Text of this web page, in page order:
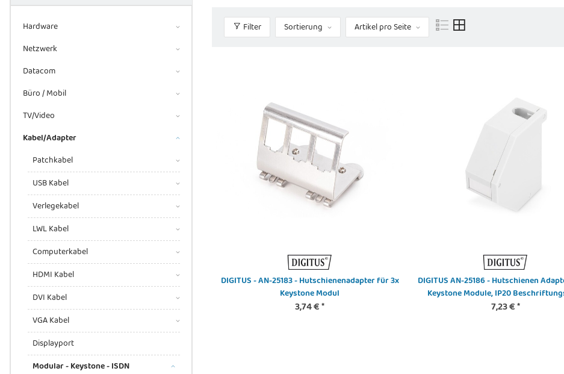
Filter Sortierung Artikel pro Seite
DIGITUS - AN-25183 - Hutschienenadapter für 3x
Keystone Modul
3,74 €*
DIGITUS AN-25186 - Hutschienen
Keystone Module, IP20
Erdungsfeder, Seitenabdeckung
7,23 €*
Hardware
Netzwerk
Datacom
Büro / Mobil
TV/Video
Kabel/Adapter
Patchkabel
USB Kabel
Verlegekabel
LWL Kabel
Computerkabel
HDMI Kabel
DVI Kabel
VGA Kabel
Displayport
Modular - Keystone - ISDN